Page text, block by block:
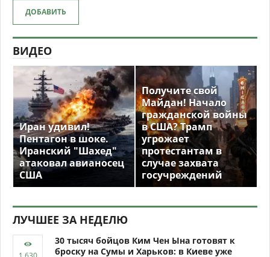
ДОБАВИТЬ
ВИДЕО
Иран удивил!
Пентагон в шоке.
Иранский "Шахед"
атаковал авианосец
США
Получите свой
Майдан! Начало
гражданской войны
в США? Трамп
угрожает
протестантам в
случае захвата
госучреждений
ЛУЧШЕЕ ЗА НЕДЕЛЮ
30 тысяч бойцов Ким Чен Ына готовят к
броску на Сумы и Харьков: в Киеве уже